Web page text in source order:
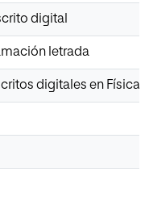
digital
letrada
digitales en Física